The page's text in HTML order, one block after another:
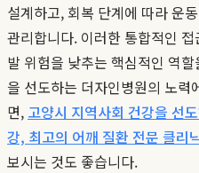
설계하고, 회복 단계에 따라 운
관리합니다. 이러한 통합적인
발 위험을 낮추는 핵심적인 역
을 선도하는 더자인병원의 노
면, 고양시 지역사회 건강을 선
강, 최고의 어깨 질환 전문 클리
보시는 것도 좋습니다.